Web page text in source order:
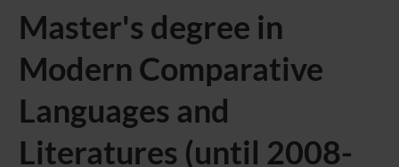
Master's degree in
Modern Comparative
Languages and
Literatures (until 2008-